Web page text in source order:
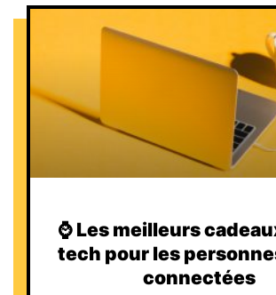
⌚️ Les meilleurs
tech pour les
connectées